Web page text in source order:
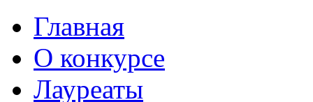
Главная
О конкурсе
Лауреаты